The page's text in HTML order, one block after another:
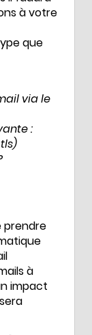
à votre
que
via le
:
prendre
à
impact